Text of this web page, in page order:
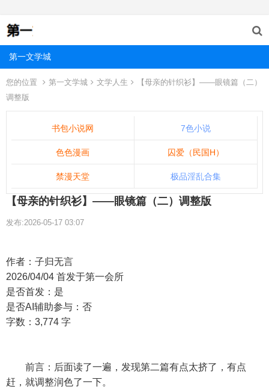
第一文学城
您的位置 第一文学城 文学人生
【母亲的针织衫】——眼镜篇（二）
调整版
书包小说网 7色小说
色色漫画 囚爱（民国H）
禁漫天堂 极品淫乱合集
【母亲的针织衫】——眼镜篇（二）调整版
发布:2026-05-17 03:07
作者：子归无言
2026/04/04 首发于第一会所
是否首发：是
是否AI辅助参与：否
字数：3,774 字
前言：后面读了一遍，发现第二篇有点太挤了，有点
赶，就调整润色了一下。